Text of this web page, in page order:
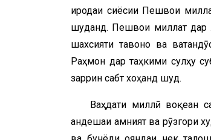
иродаи сиёсии Пешвои
шуданд. Пешвои миллат дар
шахсияти тавоно ва
Раҳмон дар таҳкими сулҳу
заррин сабт хоҳанд шуд.
Ваҳдати миллӣ воқеан
андешаи амният ва рӯзгори